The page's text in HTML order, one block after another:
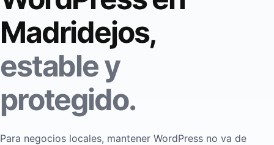
Madridejos,
estable y
protegido.
Para negocios locales, mantener WordPress no va de